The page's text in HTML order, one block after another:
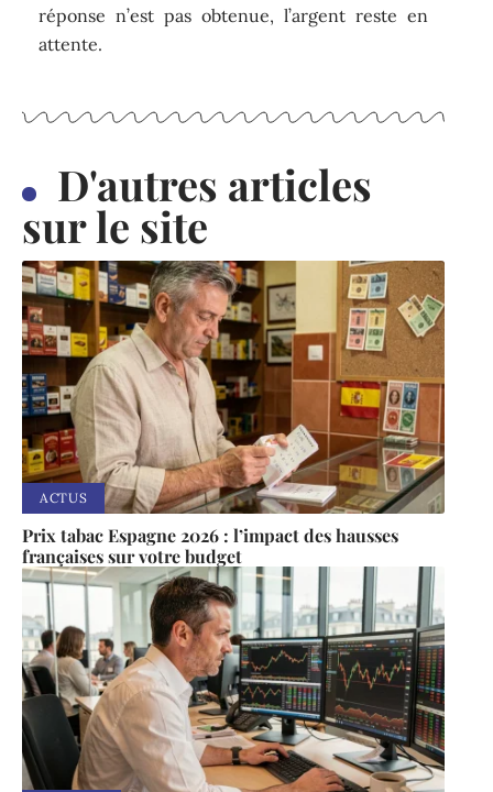
réponse n’est pas obtenue, l’argent reste en
attente.
D'autres articles
sur le site
ACTUS
Prix tabac Espagne 2026 : l’impact des hausses
françaises sur votre budget